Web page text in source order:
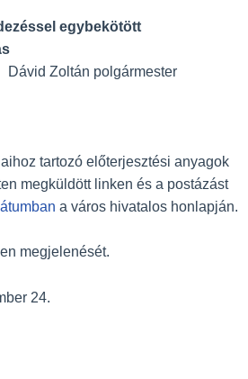
egybekötött
Zoltán polgármester
tartozó elő­terjesztési anyagok
megküldött linken és a postázást
a város hivatalos honlapján.
megjelenését.
24.